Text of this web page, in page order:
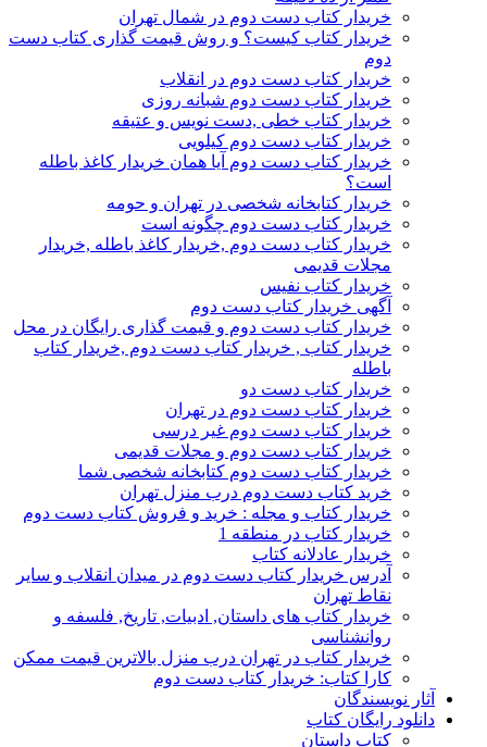
خریدار کتاب دست دوم در شمال تهران
خریدار کتاب کیست؟ و روش قیمت گذاری کتاب دست
دوم
خریدار کتاب دست دوم در انقلاب
خریدار کتاب دست دوم شبانه روزی
خریدار کتاب خطی ,دست نویس و عتیقه
خریدار کتاب دست دوم کیلویی
خریدار کتاب دست دوم آیا همان خریدار کاغذ باطله
است؟
خریدار کتابخانه شخصی در تهران و حومه
خریدار کتاب دست دوم چگونه است
خریدار کتاب دست دوم ,خریدار کاغذ باطله ,خریدار
مجلات قدیمی
خریدار کتاب نفیس
آگهی خریدار کتاب دست دوم
خریدار کتاب دست دوم و قیمت گذاری رایگان در محل
خریدار کتاب , خریدار کتاب دست دوم ,خریدار کتاب
باطله
خریدار کتاب دست دو
خریدار کتاب دست دوم در تهران
خریدار کتاب دست دوم غیر درسی
خریدار کتاب دست دوم و مجلات قدیمی
خریدار کتاب دست دوم کتابخانه شخصی شما
خرید کتاب دست دوم درب منزل تهران
خریدار کتاب و مجله : خرید و فروش کتاب دست دوم
خریدار کتاب در منطقه 1
خریدار عادلانه کتاب
آدرس خریدار کتاب دست دوم در میدان انقلاب و سایر
نقاط تهران
خریدار کتاب های داستان, ادبیات, تاریخ, فلسفه و
روانشناسی
خریدار کتاب در تهران درب منزل بالاترین قیمت ممکن
کارا کتاب: خریدار کتاب دست دوم
آثار نویسندگان
دانلود رایگان کتاب
کتاب داستان